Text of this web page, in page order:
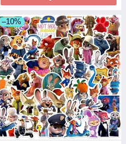
–10%